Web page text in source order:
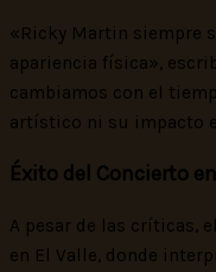
«Ricky Martin siempre
apariencia física»,
cambiamos con el
artístico ni su impacto
Éxito del Concierto
A pesar de las críticas,
en El Valle, donde